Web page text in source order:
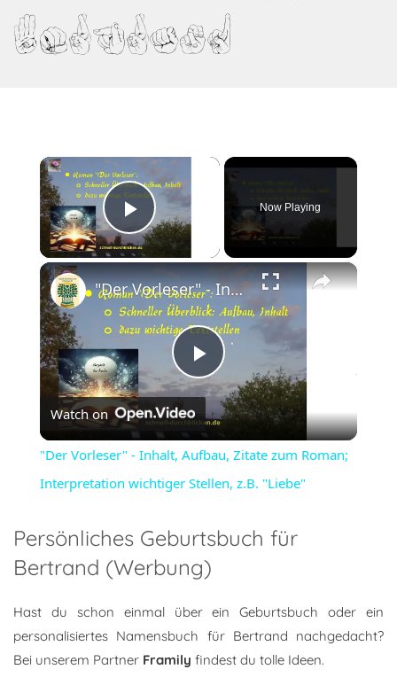
Bertrand
×
Play Video
Now Playing
×
Play
Video
"Der Vorleser" - Inhalt, Aufbau, Zitate zum Roman; Interpretation wichtiger Stellen, z.B. "Liebe"
Watch on
"Der Vorleser" - Inhalt, Aufbau, Zitate zum Roman;
Interpretation wichtiger Stellen, z.B. "Liebe"
Persönliches Geburtsbuch für
Bertrand (Werbung)
Hast du schon einmal über ein Geburtsbuch oder ein
personalisiertes Namensbuch für Bertrand nachgedacht?
Bei unserem Partner Framily findest du tolle Ideen.